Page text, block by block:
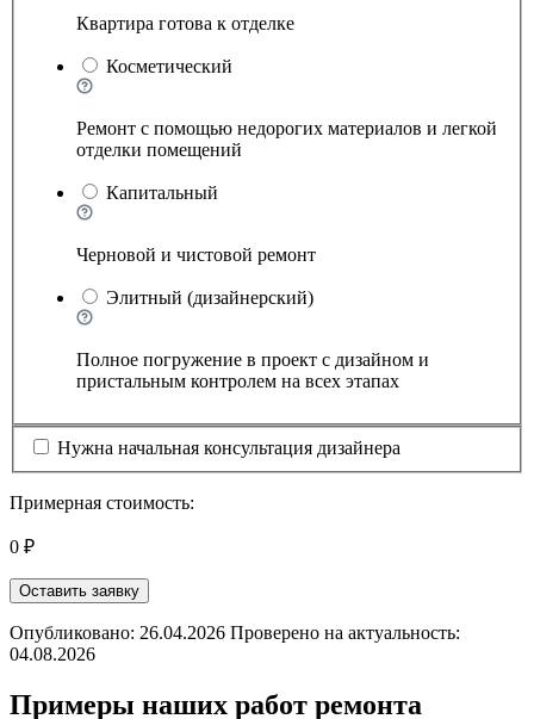
Квартира готова к отделке
Косметический
Ремонт с помощью недорогих материалов и легкой
отделки помещений
Капитальный
Черновой и чистовой ремонт
Элитный (дизайнерский)
Полное погружение в проект с дизайном и
пристальным контролем на всех этапах
Нужна начальная консультация дизайнера
Примерная стоимость:
0 ₽
Оставить заявку
Опубликовано: 26.04.2026 Проверено на актуальность:
04.08.2026
Примеры наших работ ремонта